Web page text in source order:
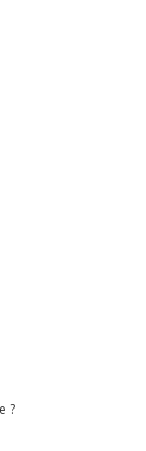
?